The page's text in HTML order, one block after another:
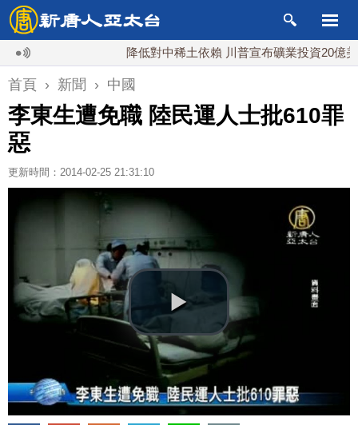
降低對中稀土依賴 川普宣布礦業投資20億美元
首頁 › 新聞 › 中國
李東生遭免職 陸民運人士批610罪
惡
更新時間：2014-02-25 21:31:10